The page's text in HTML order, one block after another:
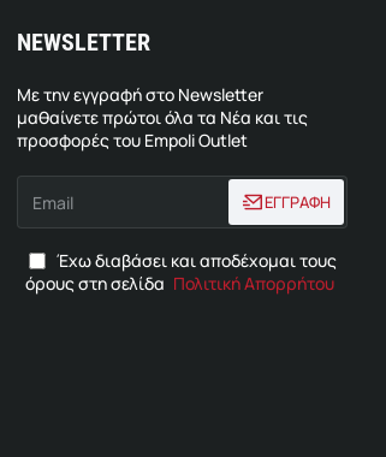
NEWSLETTER
Με την εγγραφή στο Newsletter
μαθαίνετε πρώτοι όλα τα Νέα και τις
προσφορές του Empoli Outlet
Email
ΕΓΓΡΑΦΗ
Έχω διαβάσει και αποδέχομαι τους
όρους στη σελίδα Πολιτική Απορρήτου